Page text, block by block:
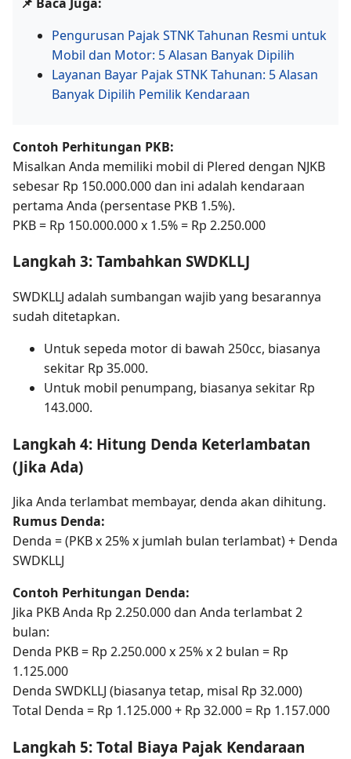
Pengurusan Pajak STNK Tahunan Resmi untuk
Mobil dan Motor: 5 Alasan Banyak Dipilih
Layanan Bayar Pajak STNK Tahunan: 5 Alasan
Banyak Dipilih Pemilik Kendaraan
Contoh Perhitungan PKB:
Misalkan Anda memiliki mobil di Plered dengan NJKB
sebesar Rp 150.000.000 dan ini adalah kendaraan
pertama Anda (persentase PKB 1.5%).
PKB = Rp 150.000.000 x 1.5% = Rp 2.250.000
Langkah 3: Tambahkan SWDKLLJ
SWDKLLJ adalah sumbangan wajib yang besarannya
sudah ditetapkan.
Untuk sepeda motor di bawah 250cc, biasanya
sekitar Rp 35.000.
Untuk mobil penumpang, biasanya sekitar Rp
143.000.
Langkah 4: Hitung Denda Keterlambatan
(Jika Ada)
Jika Anda terlambat membayar, denda akan dihitung.
Rumus Denda:
Denda = (PKB x 25% x jumlah bulan terlambat) + Denda
SWDKLLJ
Contoh Perhitungan Denda:
Jika PKB Anda Rp 2.250.000 dan Anda terlambat 2
bulan:
Denda PKB = Rp 2.250.000 x 25% x 2 bulan = Rp
1.125.000
Denda SWDKLLJ (biasanya tetap, misal Rp 32.000)
Total Denda = Rp 1.125.000 + Rp 32.000 = Rp 1.157.000
Langkah 5: Total Biaya Pajak Kendaraan